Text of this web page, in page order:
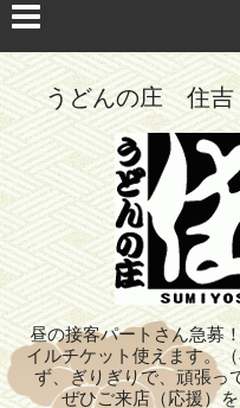
うどんの庄 住
昼の接客パートさん急
イルチケット使えます。
ず、ぎりぎりで、頑張
ぜひご来店（応援）